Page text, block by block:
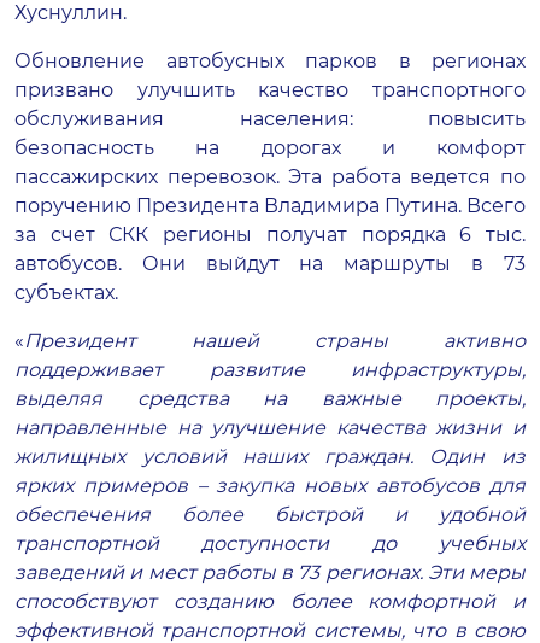
Хуснуллин.
Обновление автобусных парков в регионах
призвано улучшить качество транспортного
обслуживания населения: повысить
безопасность на дорогах и комфорт
пассажирских перевозок. Эта работа ведется по
поручению Президента Владимира Путина. Всего
за счет СКК регионы получат порядка 6 тыс.
автобусов. Они выйдут на маршруты в 73
субъектах.
«Президент нашей страны активно
поддерживает развитие инфраструктуры,
выделяя средства на важные проекты,
направленные на улучшение качества жизни и
жилищных условий наших граждан. Один из
ярких примеров – закупка новых автобусов для
обеспечения более быстрой и удобной
транспортной доступности до учебных
заведений и мест работы в 73 регионах. Эти меры
способствуют созданию более комфортной и
эффективной транспортной системы, что в свою